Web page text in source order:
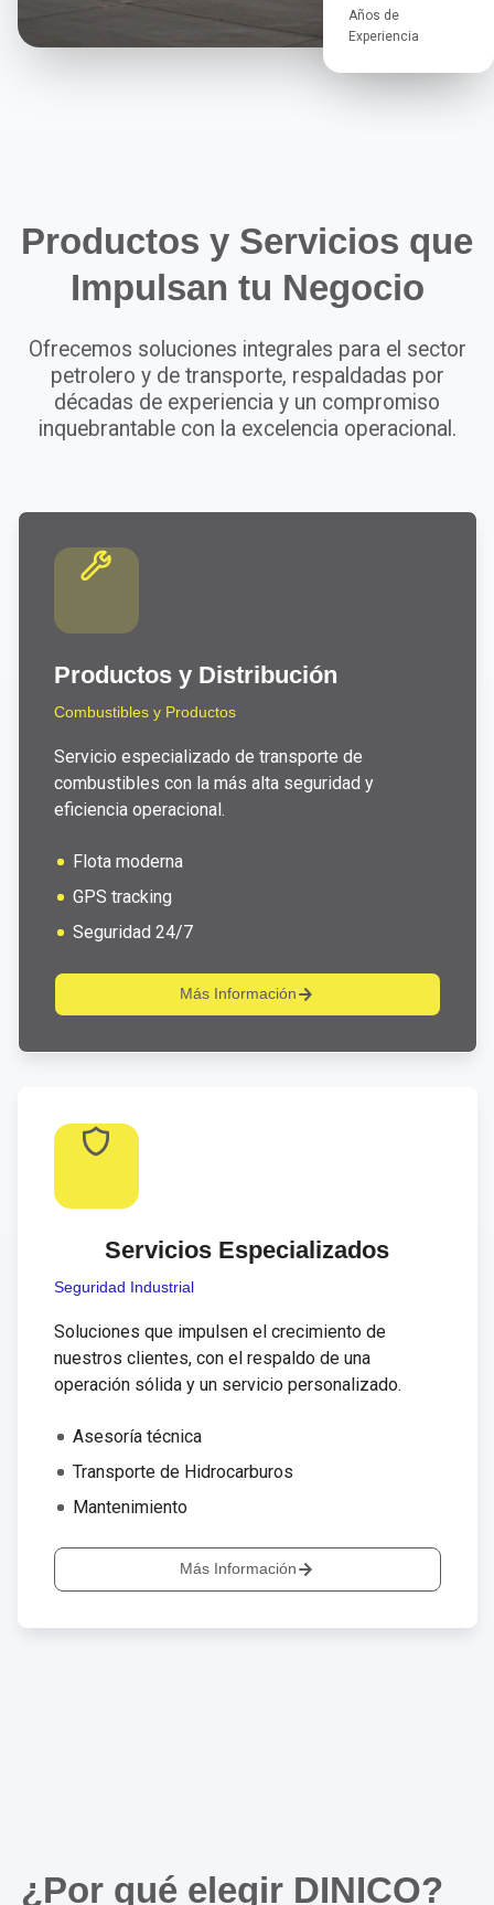
Años de
Experiencia
Productos y Servicios que
Impulsan tu Negocio
Ofrecemos soluciones integrales para el sector
petrolero y de transporte, respaldadas por
décadas de experiencia y un compromiso
inquebrantable con la excelencia operacional.
Productos y Distribución
Combustibles y Productos
Servicio especializado de transporte de
combustibles con la más alta seguridad y
eficiencia operacional.
Flota moderna
GPS tracking
Seguridad 24/7
Más Información
Servicios Especializados
Seguridad Industrial
Soluciones que impulsen el crecimiento de
nuestros clientes, con el respaldo de una
operación sólida y un servicio personalizado.
Asesoría técnica
Transporte de Hidrocarburos
Mantenimiento
Más Información
¿Por qué elegir DINICO?